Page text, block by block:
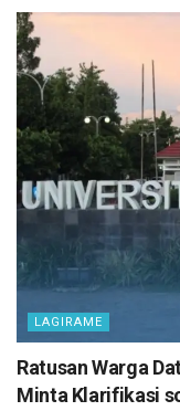
LAGIRAME
Ratusan Warga
Minta Klarifikasi